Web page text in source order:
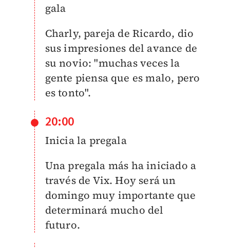
gala
Charly, pareja de Ricardo, dio
sus impresiones del avance de
su novio: "muchas veces la
gente piensa que es malo, pero
es tonto".
20:00
Inicia la pregala
Una pregala más ha iniciado a
través de Vix. Hoy será un
domingo muy importante que
determinará mucho del
futuro.